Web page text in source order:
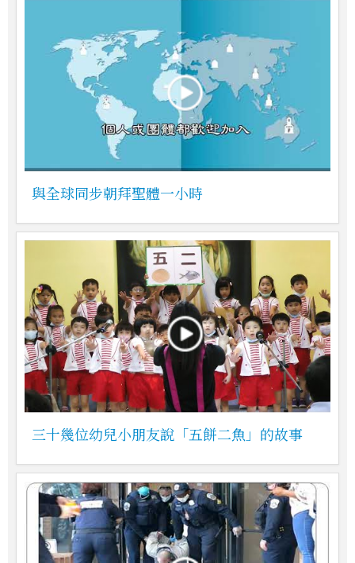
與全球同步朝拜聖體一小時
三十幾位幼兒小朋友說「五餅二魚」的故事